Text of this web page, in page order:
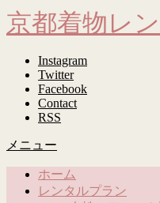
京都着物レ
Instagram
Twitter
Facebook
Contact
RSS
メニュー
ホーム
レンタルプラン